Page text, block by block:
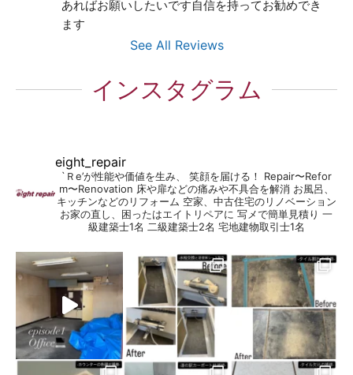
あればお願いしたいです自信を持ってお勧めでき
ます
See All Reviews
インスタグラム
eight_repair
`Ｒe’が性能や価値を生み、 笑顔を届ける！
Repair〜Refor
m〜Renovation 床や扉などの痛みや不具合を解消 お風呂、
キッチンなどのリフォーム 空家、中古住宅のリノベーション
お家の直し、困ったはエイトリペアに 写メで簡単見積り 一
級建築士1名 二級建築士2名 宅地建物取引士1名